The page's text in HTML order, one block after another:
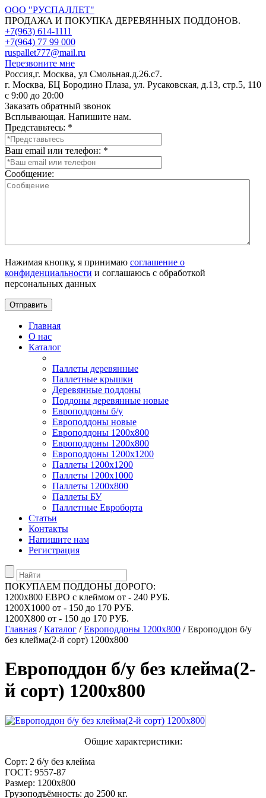
ООО "РУСПАЛЛЕТ"
ПРОДАЖА И ПОКУПКА ДЕРЕВЯННЫХ ПОДДОНОВ.
+7(963) 614-1111
+7(964) 77 99 000
ruspallet777@mail.ru
Перезвоните мне
Россия,г. Москва, ул Смольная.д.26.с7.
г. Москва, БЦ Бородино Плаза, ул. Русаковская, д.13, стр.5, 110
с 9:00 до 20:00
Заказать обратный звонок
Всплывающая. Напишите нам.
Представьтесь: *
Ваш email или телефон: *
Сообщение:
Нажимая кнопку, я принимаю соглашение о
конфиденциальности и соглашаюсь с обработкой
персональных данных
Отправить
Главная
О нас
Каталог
Паллеты деревянные
Паллетные крышки
Деревянные поддоны
Поддоны деревянные новые
Европоддоны б/у
Европоддоны новые
Европоддоны 1200х800
Европоддоны 1200х800
Европоддоны 1200х1200
Паллеты 1200х1200
Паллеты 1200х1000
Паллеты 1200х800
Паллеты БУ
Паллетные Евроборта
Статьи
Контакты
Напишите нам
Регистрация
ПОКУПАЕМ ПОДДОНЫ ДОРОГО:
1200х800 ЕВРО с клеймом от - 240 РУБ.
1200Х1000 от - 150 до 170 РУБ.
1200Х800 от - 150 до 170 РУБ.
Главная /Каталог /Европоддоны 1200х800 / Европоддон б/у
без клейма(2-й сорт) 1200х800
Европоддон б/у без клейма(2-
й сорт) 1200х800
Общие характеристики:
Сорт: 2 б/у без клейма
ГОСТ: 9557-87
Размер: 1200х800
Грузоподъёмность: до 2500 кг.